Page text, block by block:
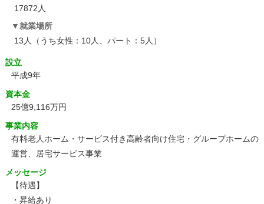
17872人
就業場所
13人（うち女性：10人、パート：5人）
設立
平成9年
資本金
25億9,116万円
事業内容
有料老人ホーム・サービス付き高齢者向け住宅・グループホームの
運営、居宅サービス事業
メッセージ
【待遇】
・昇給あり